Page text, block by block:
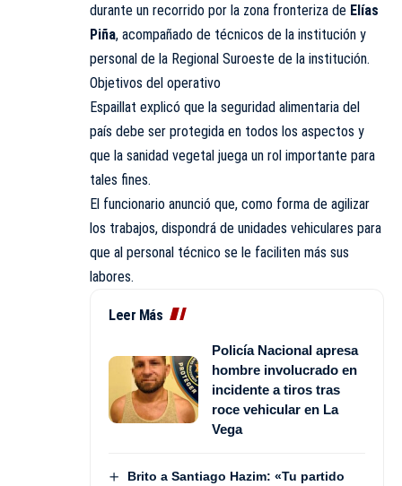
durante un recorrido por la zona fronteriza de Elías
Piña, acompañado de técnicos de la institución y
personal de la Regional Suroeste de la institución.
Objetivos del operativo
Espaillat explicó que la seguridad alimentaria del
país debe ser protegida en todos los aspectos y
que la sanidad vegetal juega un rol importante para
tales fines.
El funcionario anunció que, como forma de agilizar
los trabajos, dispondrá de unidades vehiculares para
que al personal técnico se le faciliten más sus
labores.
Leer Más
Policía Nacional apresa
hombre involucrado en
incidente a tiros tras
roce vehicular en La
Vega
Brito a Santiago Hazim: «Tu partido